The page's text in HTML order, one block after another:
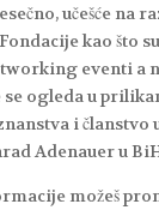
učešće na
kao što
eventi a
ogleda u
i članstvo
Adenauer u
možeš